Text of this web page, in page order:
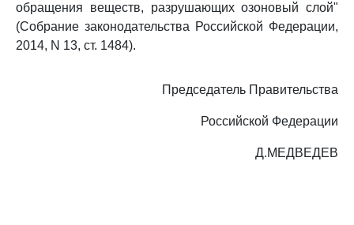
обращения веществ, разрушающих озоновый слой"
(Собрание законодательства Российской Федерации,
2014, N 13, ст. 1484).
Председатель Правительства
Российской Федерации
Д.МЕДВЕДЕВ